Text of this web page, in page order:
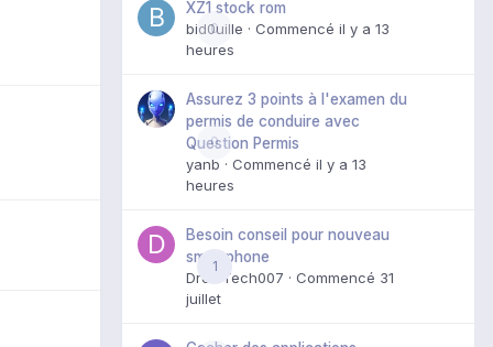
0
XZ1 stock rom
bid0uille · Commencé il y a 13
heures
0
Assurez 3 points à l'examen du
permis de conduire avec
Question Permis
yanb · Commencé il y a 13
heures
1
Besoin conseil pour nouveau
smartphone
DroidTech007 · Commencé 31
juillet